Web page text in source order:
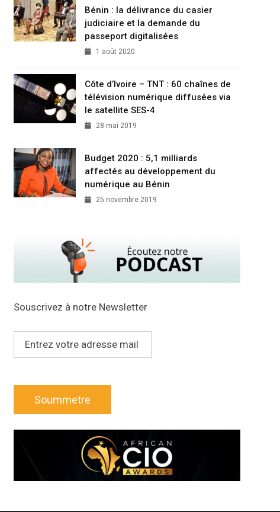
Bénin : la délivrance du casier
judiciaire et la demande du
passeport digitalisées
1 août 2020
Côte d’Ivoire – TNT : 60 chaînes de
télévision numérique diffusées via
le satellite SES-4
28 mai 2019
Budget 2020 : 5,1 milliards
affectés au développement du
numérique au Bénin
25 novembre 2019
Souscrivez à notre Newsletter